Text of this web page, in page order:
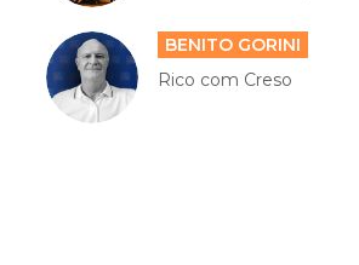
BENITO GORINI
Rico com Creso